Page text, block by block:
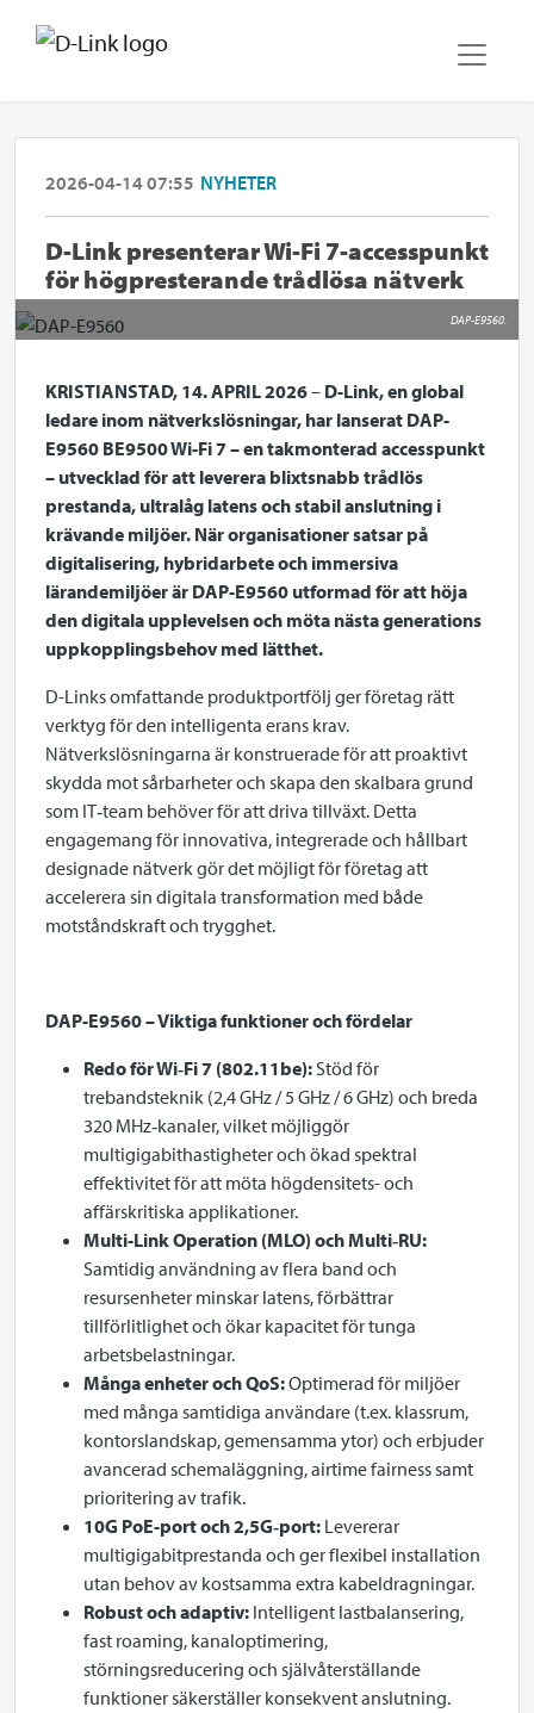
2026-04-14 07:55 NYHETER
D-Link presenterar Wi-Fi 7-accesspunkt
för högpresterande trådlösa nätverk
DAP-E9560.
KRISTIANSTAD, 14. APRIL 2026– D-Link, en global
ledare inom nätverkslösningar, har lanserat DAP-
E9560 BE9500 Wi-Fi 7 – en takmonterad accesspunkt
– utvecklad för att leverera blixtsnabb trådlös
prestanda, ultralåg latens och stabil anslutning i
krävande miljöer. När organisationer satsar på
digitalisering, hybridarbete och immersiva
lärandemiljöer är DAP-E9560 utformad för att höja
den digitala upplevelsen och möta nästa generations
uppkopplingsbehov med lätthet.
D-Links omfattande produktportfölj ger företag rätt
verktyg för den intelligenta erans krav.
Nätverkslösningarna är konstruerade för att proaktivt
skydda mot sårbarheter och skapa den skalbara grund
som IT‑team behöver för att driva tillväxt. Detta
engagemang för innovativa, integrerade och hållbart
designade nätverk gör det möjligt för företag att
accelerera sin digitala transformation med både
motståndskraft och trygghet.
DAP-E9560 – Viktiga funktioner och fördelar
Redo för Wi‑Fi 7 (802.11be):Stöd för
trebandsteknik (2,4 GHz / 5 GHz / 6 GHz) och breda
320 MHz‑kanaler, vilket möjliggör
multigigabithastigheter och ökad spektral
effektivitet för att möta högdensitets- och
affärskritiska applikationer.
Multi-Link Operation (MLO) och Multi‑RU:
Samtidig användning av flera band och
resursenheter minskar latens, förbättrar
tillförlitlighet och ökar kapacitet för tunga
arbetsbelastningar.
Många enheter och QoS:Optimerad för miljöer
med många samtidiga användare (t.ex. klassrum,
kontorslandskap, gemensamma ytor) och erbjuder
avancerad schemaläggning, airtime fairness samt
prioritering av trafik.
10G PoE-port och 2,5G‑port: Levererar
multigigabitprestanda och ger flexibel installation
utan behov av kostsamma extra kabeldragningar.
Robust och adaptiv: Intelligent lastbalansering,
fast roaming, kanaloptimering,
störningsreducering och självåterställande
funktioner säkerställer konsekvent anslutning.